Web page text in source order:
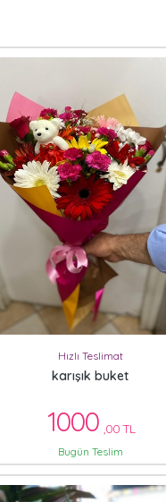
Hızlı Teslimat
karışık buket
1000 ,00 TL
Bugün Teslim